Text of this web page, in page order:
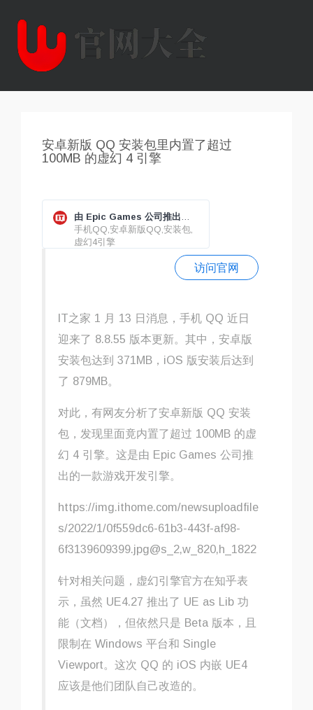
安卓新版 QQ 安装包里内置了超过
100MB 的虚幻 4 引擎
由 Epic Games 公司推出的
一款游戏开发引擎“100MB 的
虚幻 4 引擎”内置到安卓新版
手机QQ,安卓新版QQ,安装包,
虚幻4引擎
访问官网
IT之家 1 月 13 日消息，手机 QQ 近日
迎来了 8.8.55 版本更新。其中，安卓版
安装包达到 371MB，iOS 版安装后达到
了 879MB。
对此，有网友分析了安卓新版 QQ 安装
包，发现里面竟内置了超过 100MB 的虚
幻 4 引擎。这是由 Epic Games 公司推
出的一款游戏开发引擎。
https://img.ithome.com/newsuploadfile
s/2022/1/0f559dc6-61b3-443f-af98-
6f3139609399.jpg@s_2,w_820,h_1822
针对相关问题，虚幻引擎官方在知乎表
示，虽然 UE4.27 推出了 UE as Lib 功
能（文档），但依然只是 Beta 版本，且
限制在 Windows 平台和 Single
Viewport。 这次 QQ 的 iOS 内嵌 UE4
应该是他们团队自己改造的。